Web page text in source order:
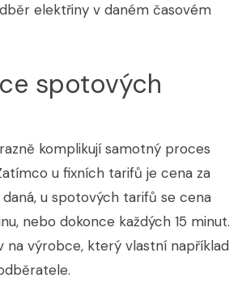
elektřiny v daném časovém
spotových
komplikují samotný proces
u fixních tarifů je cena za
u spotových tarifů se cena
nebo dokonce každých 15 minut.
na výrobce, který vlastní například